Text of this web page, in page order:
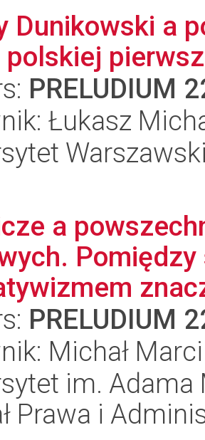
Dunikowski a
PRELUDIUM
Łukasz
a
PRELUDIUM
Michał
im.
Prawa i